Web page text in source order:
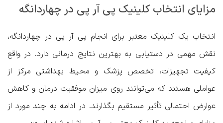
مزایای انتخاب کلینیک پی آر پی در چهاردانگه
انتخاب یک کلینیک معتبر برای انجام پی آر پی در چهاردانگه،
نقش مهمی در دستیابی به بهترین نتایج درمانی دارد. در واقع
کیفیت تجهیزات، تخصص پزشک و محیط بهداشتی مرکز از
عواملی هستند که می‌توانند روی میزان موفقیت درمان و کاهش
عوارض احتمالی تأثیر مستقیم بگذارند. در ادامه به چند مورد از